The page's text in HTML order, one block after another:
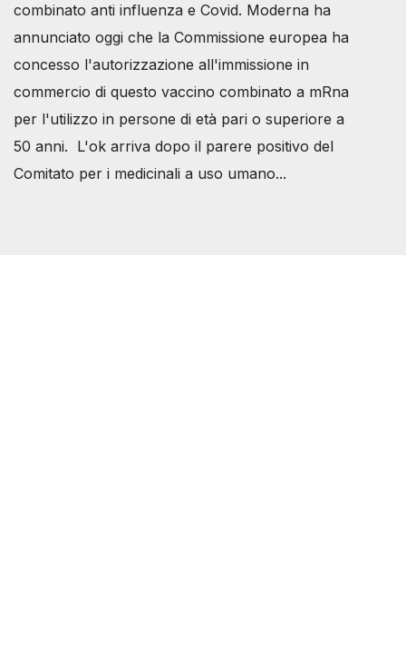
combinato anti influenza e Covid. Moderna ha
annunciato oggi che la Commissione europea ha
concesso l'autorizzazione all'immissione in
commercio di questo vaccino combinato a mRna
per l'utilizzo in persone di età pari o superiore a
50 anni. L'ok arriva dopo il parere positivo del
Comitato per i medicinali a uso umano...